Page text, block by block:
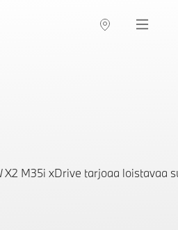
Navigation
M35i xDrive tarjoaa loistavaa